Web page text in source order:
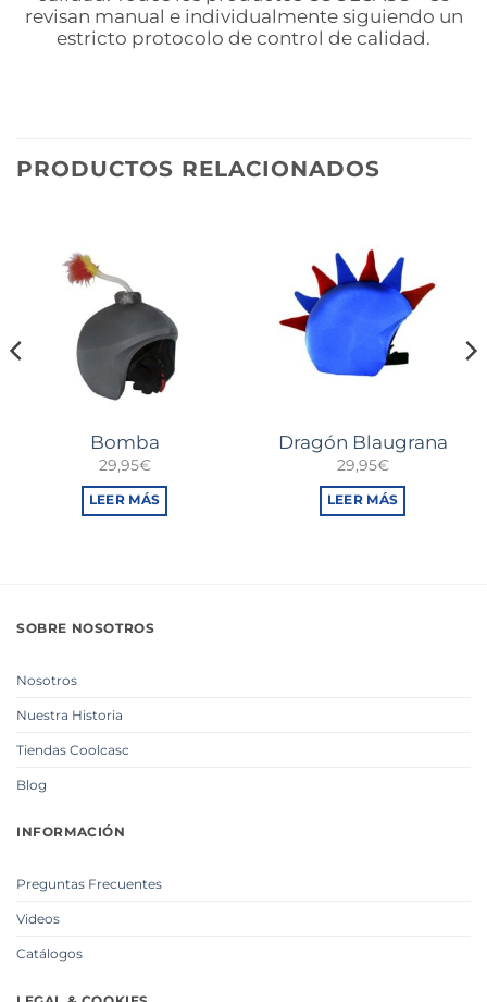
revisan manual e individualmente siguiendo un
estricto protocolo de control de calidad.
PRODUCTOS RELACIONADOS
Bomba
29,95€
LEER MÁS
Dragón Blaugrana
29,95€
LEER MÁS
SOBRE NOSOTROS
Nosotros
Nuestra Historia
Tiendas Coolcasc
Blog
INFORMACIÓN
Preguntas Frecuentes
Videos
Catálogos